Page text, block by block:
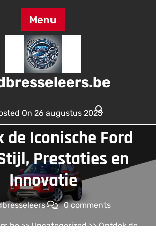
Menu
On 26 augustus 2025
de Iconische Ford
Prestaties en
Innovatie
0 comments
>>Uncategorized>> Ontdek de